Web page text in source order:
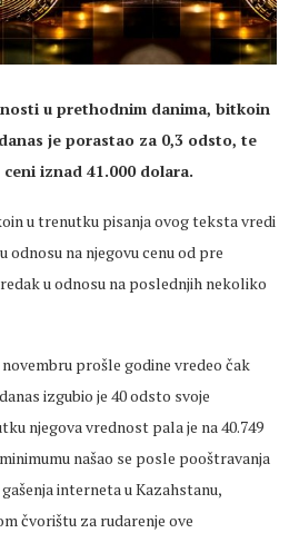
u prethodnim danima, bitkoin
je porastao za 0,3 odsto, te
iznad 41.000 dolara.
u trenutku pisanja ovog teksta vredi
odnosu na njegovu cenu od pre
u odnosu na poslednjih nekoliko
prošle godine vredeo čak
izgubio je 40 odsto svoje
njegova vrednost pala je na 40.749
našao se posle pooštravanja
interneta u Kazahstanu,
čvorištu za rudarenje ove